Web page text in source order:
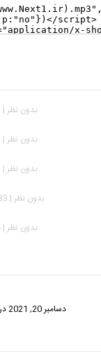
بدون نظر | 572 بازدید
بدون نظر | 693 بازدید
بدون نظر | 801 بازدید
بدون نظر | 1,133 بازدید
بدون نظر | 734 بازدید
دسامبر 20, 2021 در 8:31 ق.ظ